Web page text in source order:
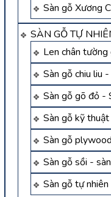
Sàn gỗ Xương
SÀN GỖ TỰ
Len chân
Sàn gỗ chiu liu
Sàn gỗ gõ đỏ -
Sàn gỗ kỹ
Sàn gỗ
Sàn gỗ sồi -
Sàn gỗ tự